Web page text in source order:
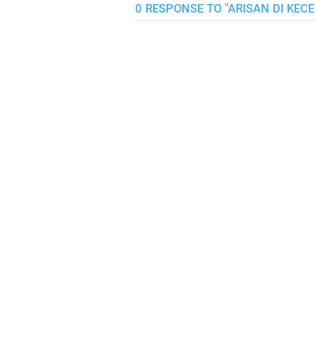
0 RESPONSE TO "ARISAN DI